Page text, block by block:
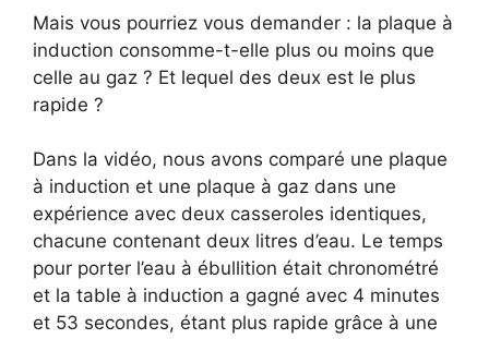
Mais vous pourriez vous demander : la plaque à
induction consomme-t-elle plus ou moins que
celle au gaz ? Et lequel des deux est le plus
rapide ?
Dans la vidéo, nous avons comparé une plaque
à induction et une plaque à gaz dans une
expérience avec deux casseroles identiques,
chacune contenant deux litres d’eau. Le temps
pour porter l’eau à ébullition était chronométré
et la table à induction a gagné avec 4 minutes
et 53 secondes, étant plus rapide grâce à une